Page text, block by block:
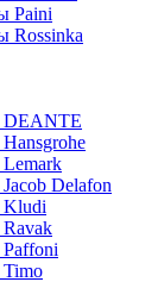
Paini
Rossinka
DEANTE
Delafon
Kludi